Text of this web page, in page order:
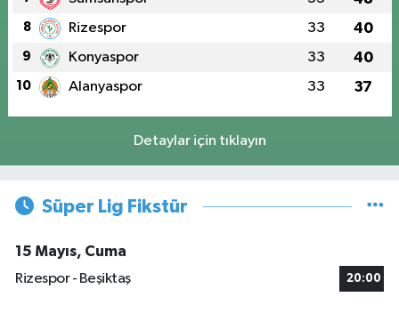
8 Rizespor 33 40
9 Konyaspor 33 40
10 Alanyaspor 33 37
Detaylar için tıklayın
Süper Lig Fikstür
15 Mayıs, Cuma
Rizespor - Beşiktaş
20:00